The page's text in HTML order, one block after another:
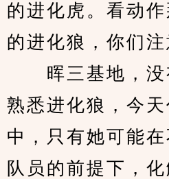
的进化虎。看动
的进化狼，你们
晖三基地，没
熟悉进化狼，今
中，只有她可能
队员的前提下，